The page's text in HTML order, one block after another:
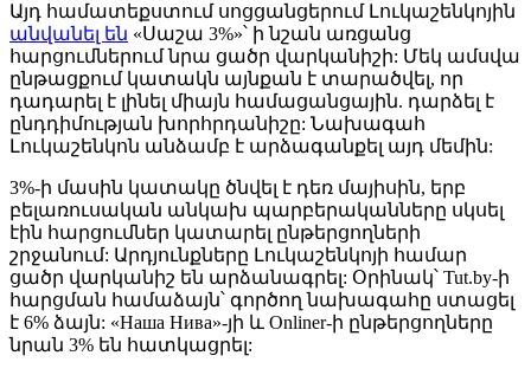
Այդ համատեքստում սոցցանցերում Լուկաշենկոյին
անվանել են «Սաշա 3%»՝ ի նշան առցանց
հարցումներում նրա ցածր վարկանիշի: Մեկ ամսվա
ընթացքում կատակն այնքան է տարածվել, որ
դադարել է լինել միայն համացանցային. դարձել է
ընդդիմության խորհրդանիշը: Նախագահ
Լուկաշենկոն անձամբ է արձագանքել այդ մեմին:
3%-ի մասին կատակը ծնվել է դեռ մայիսին, երբ
բելառուսական անկախ պարբերականները սկսել
էին հարցումներ կատարել ընթերցողների
շրջանում: Արդյունքները Լուկաշենկոյի համար
ցածր վարկանիշ են արձանագրել: Օրինակ՝ Tut.by-ի
հարցման համաձայն՝ գործող նախագահը ստացել
է 6% ձայն: «Наша Нива»-յի և Onliner-ի ընթերցողները
նրան 3% են հատկացրել: